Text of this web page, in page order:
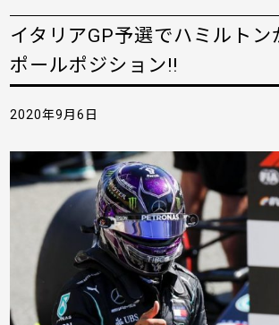
イタリアGP予選でハミルトン
ポールポジション!!
2020年9月6日